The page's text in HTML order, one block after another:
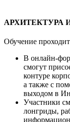
АРХИТЕКТУРА
Обучение
В онлайн-
смогут
контуре
а также с
выходом в
Участники
лонгриды,